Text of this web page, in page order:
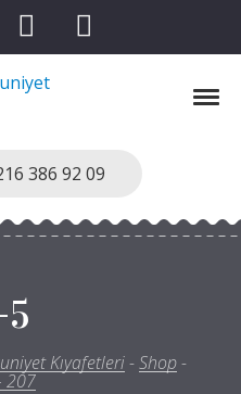
Kıyafetleri
386 92 09
5
Kıyafetleri-Shop-
207